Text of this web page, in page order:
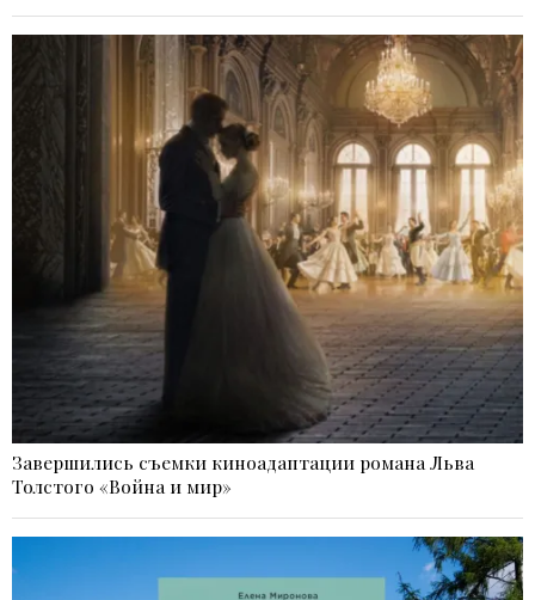
Завершились съемки киноадаптации романа Льва
Толстого «Война и мир»